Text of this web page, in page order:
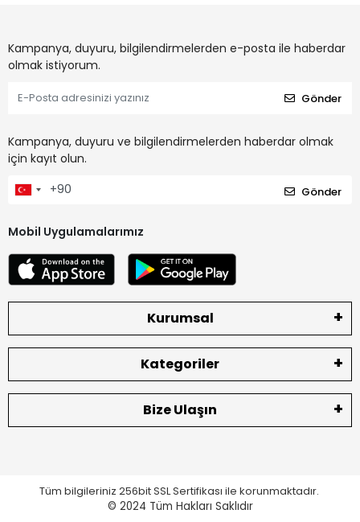
Kampanya, duyuru, bilgilendirmelerden e-posta ile haberdar
olmak istiyorum.
Gönder
Kampanya, duyuru ve bilgilendirmelerden haberdar olmak
için kayıt olun.
Gönder
Mobil Uygulamalarımız
Kurumsal
Kategoriler
Bize Ulaşın
Tüm bilgileriniz 256bit SSL Sertifikası ile korunmaktadır.
© 2024 Tüm Hakları Saklıdır